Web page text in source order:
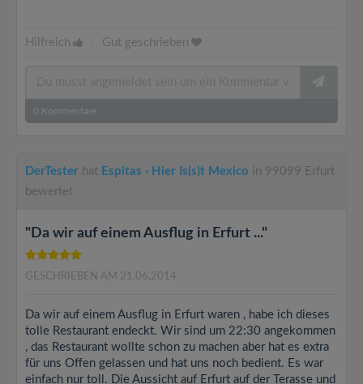
Hilfreich Gut geschrieben
0 Kommentare
DerTester hat Espitas · Hier Is(s)t Mexico in 99099 Erfurt
bewertet
"Da wir auf einem Ausflug in Erfurt ..."
GESCHRIEBEN AM 21.06.2014
Da wir auf einem Ausflug in Erfurt waren , habe ich dieses
tolle Restaurant endeckt. Wir sind um 22:30 angekommen
, das Restaurant wollte schon zu machen aber hat es extra
für uns Offen gelassen und hat uns noch bedient. Es war
einfach nur toll. Die Aussicht auf Erfurt auf der Terasse und